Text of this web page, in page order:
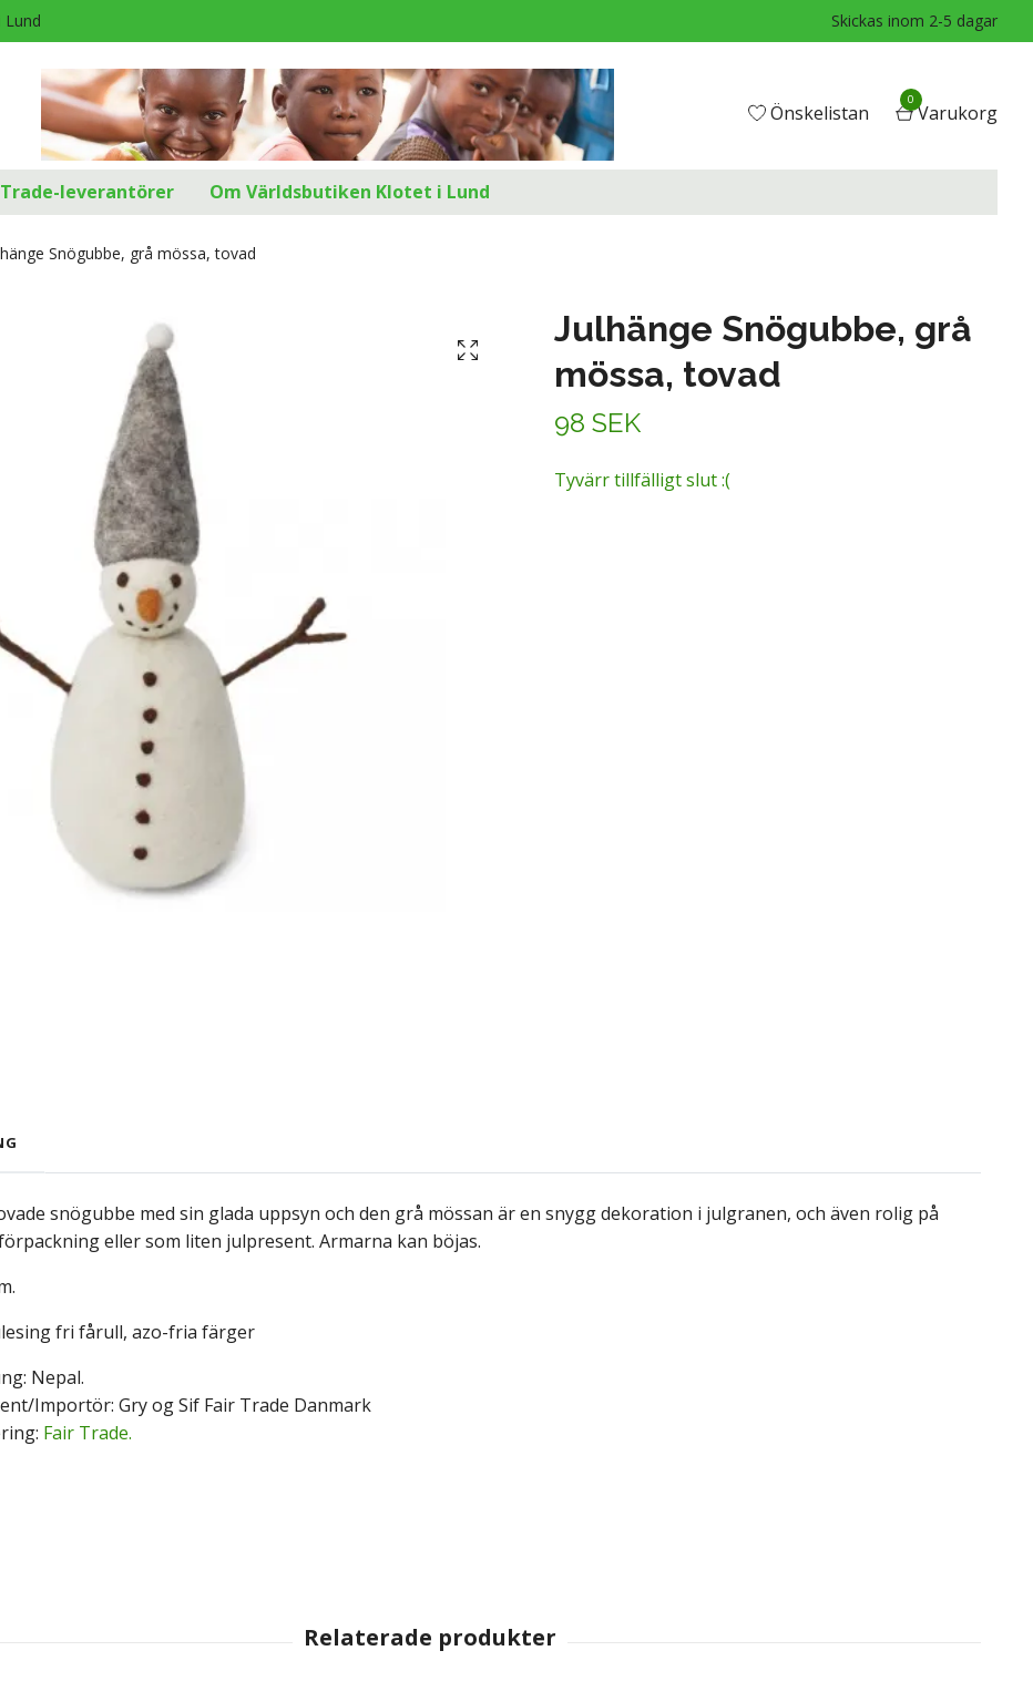
Lund Skickas inom 2-5 dagar
Önskelistan
0
Varukorg
leverantörer Om Världsbutiken Klotet i Lund
Snögubbe, grå mössa, tovad
Julhänge Snögubbe, grå
mössa, tovad
98 SEK
Tyvärr tillfälligt slut :(
snögubbe med sin glada uppsyn och den grå mössan är en snygg dekoration i julgranen, och även rolig på
eller som liten julpresent. Armarna kan böjas.
fri fårull, azo-fria färger
Nepal.
Importör: Gry og Sif Fair Trade Danmark
Fair Trade.